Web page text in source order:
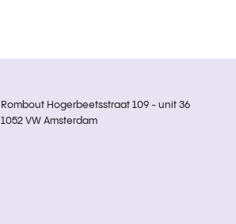
Rombout Hogerbeetsstraat 109 - unit 36
1052 VW Amsterdam